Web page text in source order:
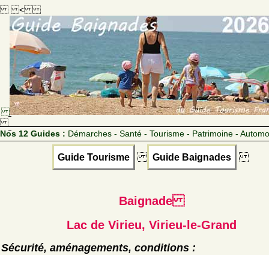
<
Nos 12 Guides : Démarches - Santé - Tourisme - Patrimoine -
Guide Tourisme Guide Baignades
Baignade
Lac de Virieu, Virieu-le-Grand
Sécurité, aménagements, conditions :